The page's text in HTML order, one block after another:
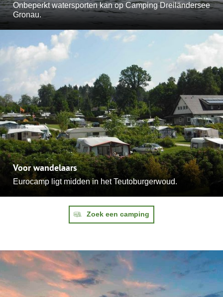
Onbeperkt watersporten kan op Camping Dreiländersee
Gronau.
Voor wandelaars
Eurocamp ligt midden in het Teutoburgerwoud.
Zoek een camping